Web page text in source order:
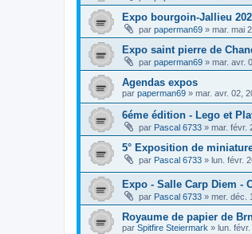
Expo bourgoin-Jallieu
par paperman69 » mar. mai
Expo saint pierre de
par paperman69 » mar. avr.
Agendas expos
par paperman69 » mar. avr. 02,
6éme édition - Lego et
par Pascal 6733 » mar. févr.
5° Exposition de
par Pascal 6733 » lun. févr.
Expo - Salle Carp Diem -
par Pascal 6733 » mer. déc.
Royaume de papier de
par Spitfire Steiermark » lun.